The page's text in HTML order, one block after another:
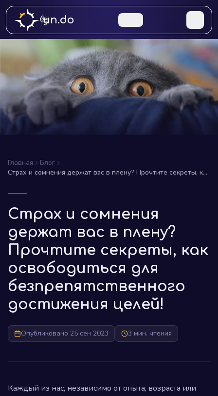
un.do
Главная
Блог
Страх и сомнения держат вас в плену? Прочтите секреты, как
Страх и сомнения
держат вас в плену?
Прочтите секреты, как
освободиться для
безпрепятственного
достижения целей!
Опубликовано 25 сен 2023 3 мин. чтения
Каждый из нас, независимо от опыта, возраста или